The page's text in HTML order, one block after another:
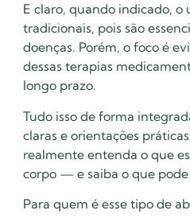
E claro, quando indicado, o
tradicionais, pois são
doenças. Porém, o foco é
dessas terapias
longo prazo.
Tudo isso de forma
claras e orientações
realmente entenda o que
corpo — e saiba o que
Para quem é esse tipo de